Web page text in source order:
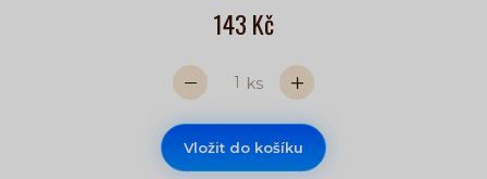
143 Kč
ks
Vložit do košíku